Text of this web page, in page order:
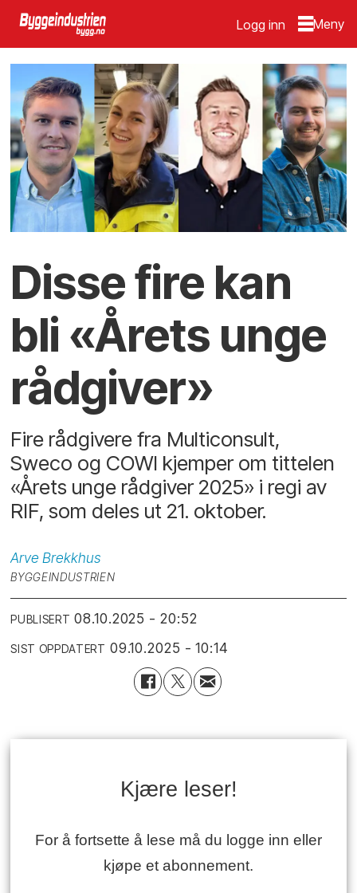
Logg inn
Disse fire kan
bli «Årets unge
rådgiver»
Fire rådgivere fra Multiconsult,
Sweco og COWI kjemper om tittelen
«Årets unge rådgiver 2025» i regi av
RIF, som deles ut 21. oktober.
Arve Brekkhus
BYGGEINDUSTRIEN
PUBLISERT 08.10.2025 - 20:52
SIST OPPDATERT 09.10.2025 - 10:14
Kjære leser!
For å fortsette å lese må du logge inn eller
kjøpe et abonnement.